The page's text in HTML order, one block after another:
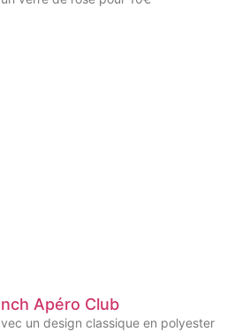
Apéro Club
un design classique en polyester